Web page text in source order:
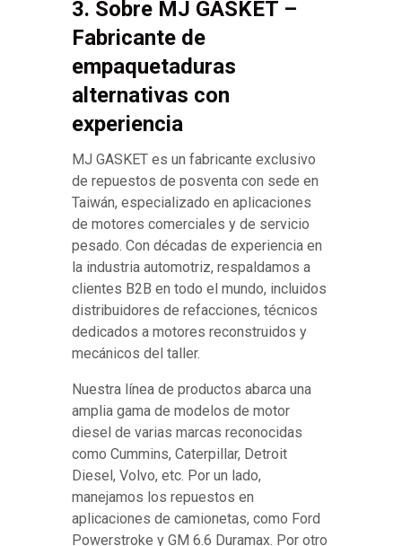
3. Sobre MJ GASKET –
Fabricante de
empaquetaduras
alternativas con
experiencia
MJ GASKET es un fabricante exclusivo
de repuestos de posventa con sede en
Taiwán, especializado en aplicaciones
de motores comerciales y de servicio
pesado. Con décadas de experiencia en
la industria automotriz, respaldamos a
clientes B2B en todo el mundo, incluidos
distribuidores de refacciones, técnicos
dedicados a motores reconstruidos y
mecánicos del taller.
Nuestra línea de productos abarca una
amplia gama de modelos de motor
diesel de varias marcas reconocidas
como Cummins, Caterpillar, Detroit
Diesel, Volvo, etc. Por un lado,
manejamos los repuestos en
aplicaciones de camionetas, como Ford
Powerstroke y GM 6.6 Duramax. Por otro